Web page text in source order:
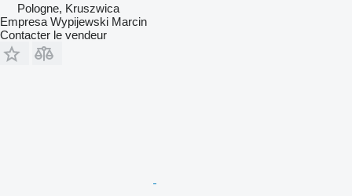
Pologne, Kruszwica
Empresa Wypijewski Marcin
Contacter le vendeur